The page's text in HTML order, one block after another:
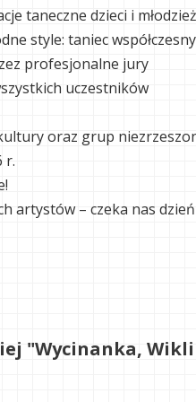
taneczne dzieci i
style: taniec
profesjonalne jury
uczestników
oraz grup
r.
artystów – czeka nas
"Wycinanka,